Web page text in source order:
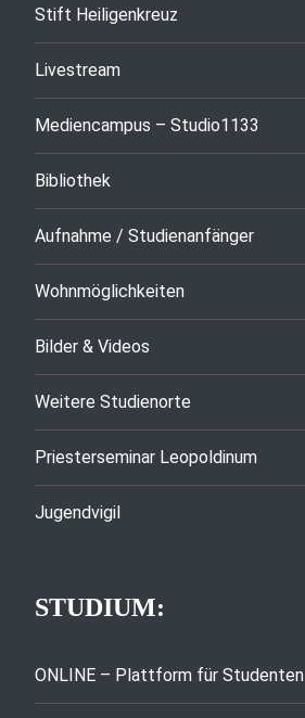
Stift Heiligenkreuz
Livestream
Mediencampus – Studio1133
Bibliothek
Aufnahme / Studienanfänger
Wohnmöglichkeiten
Bilder & Videos
Weitere Studienorte
Priesterseminar Leopoldinum
Jugendvigil
STUDIUM:
ONLINE – Plattform für Studenten